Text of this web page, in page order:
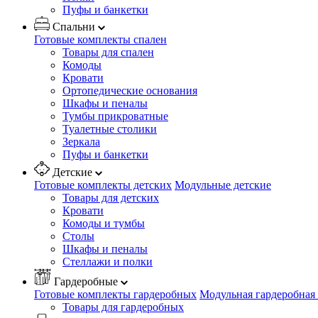
Пуфы и банкетки
Спальни
Готовые комплекты спален
Товары для спален
Комоды
Кровати
Ортопедические основания
Шкафы и пеналы
Тумбы прикроватные
Туалетные столики
Зеркала
Пуфы и банкетки
Детские
Готовые комплекты детских Модульные детские
Товары для детских
Кровати
Комоды и тумбы
Столы
Шкафы и пеналы
Стеллажи и полки
Гардеробные
Готовые комплекты гардеробных Модульная
Товары для гардеробных